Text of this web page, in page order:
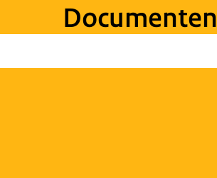
Documenten